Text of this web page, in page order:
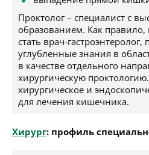
Проктолог – специалист с
образованием. Как
стать врач-
углубленные знания в
в качестве отдельного
хирургическую
хирургическое и
для лечения кишечника.
Хирург: профиль